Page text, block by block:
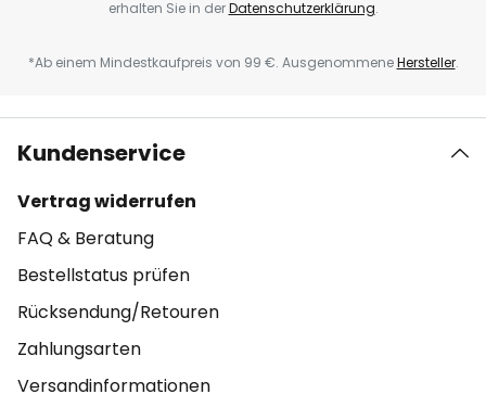
erhalten Sie in derDatenschutzerklärung.
*Ab einem Mindestkaufpreis von 99 €. AusgenommeneHersteller.
Kundenservice
Vertrag widerrufen
FAQ & Beratung
Bestellstatus prüfen
Rücksendung/Retouren
Zahlungsarten
Versandinformationen